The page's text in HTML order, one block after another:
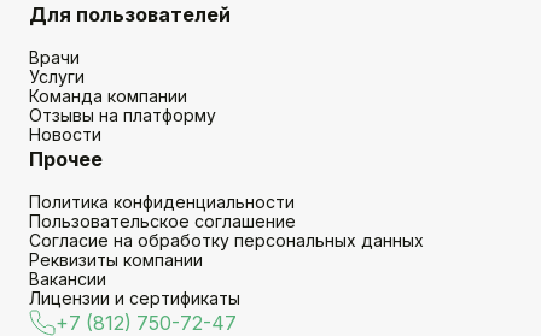
Для пользователей
Врачи
Услуги
Команда компании
Отзывы на платформу
Новости
Прочее
Политика конфиденциальности
Пользовательское соглашение
Согласие на обработку персональных данных
Реквизиты компании
Вакансии
Лицензии и сертификаты
+7 (812) 750-72-47